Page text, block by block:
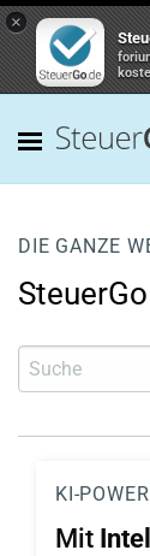
×
DIE GANZE
KI-
Mit